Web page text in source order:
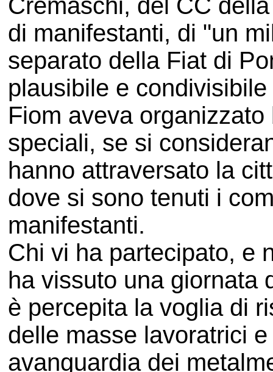
Cremaschi, del CC
di manifestanti, di "un
separato della Fiat di
plausibile e
Fiom aveva
speciali, se si
hanno attraversato la
dove si sono tenuti i
manifestanti.
Chi vi ha partecipato, e
ha vissuto una giornata
è percepita la voglia di
delle masse lavoratrici
avanguardia dei